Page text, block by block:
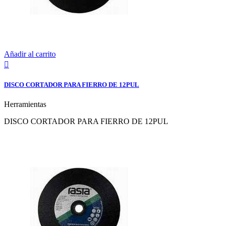
Añadir al carrito

DISCO CORTADOR PARA FIERRO DE 12PUL
Herramientas
DISCO CORTADOR PARA FIERRO DE 12PUL